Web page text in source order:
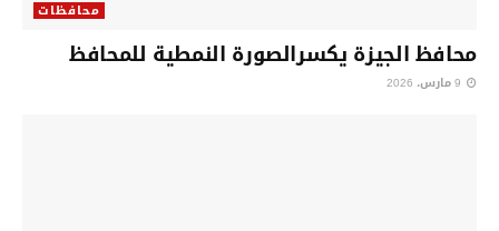
محافظات
محافظ الجيزة يكسرالصورة النمطية للمحافظ